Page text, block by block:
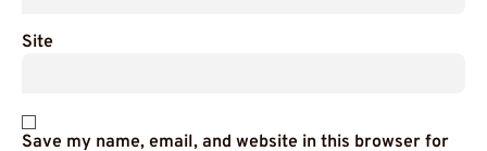
Site
Save my name, email, and website in this browser for